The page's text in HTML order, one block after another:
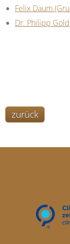
Felix Daum
Dr. Philipp
zurück